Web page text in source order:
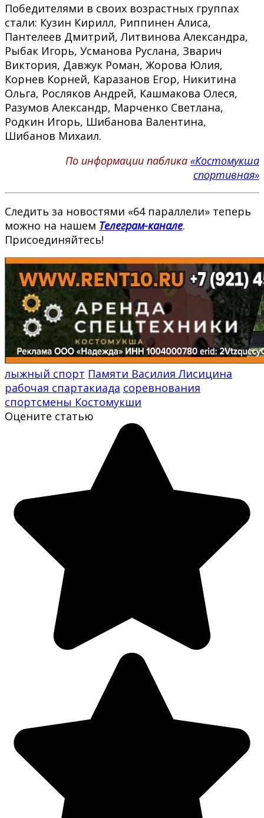
Победителями в своих возрастных группах
стали: Кузин Кирилл, Риппинен Алиса,
Пантелеев Дмитрий, Литвинова Александра,
Рыбак Игорь, Усманова Руслана, Зварич
Виктория, Давжук Роман, Жорова Юлия,
Корнев Корней, Каразанов Егор, Никитина
Ольга, Росляков Андрей, Кашмакова Олеся,
Разумов Александр, Марченко Светлана,
Родкин Игорь, Шибанова Валентина,
Шибанов Михаил.
По информации паблика «Костомукша
спортивная»
Следить за новостями «64 параллели» теперь
можно на нашем Телеграм-канале.
Присоединяйтесь!
лыжный спорт Памяти Василия Лисицина
рабочая спартакиада соревнования
спортсмены Костомукши
Оцените статью